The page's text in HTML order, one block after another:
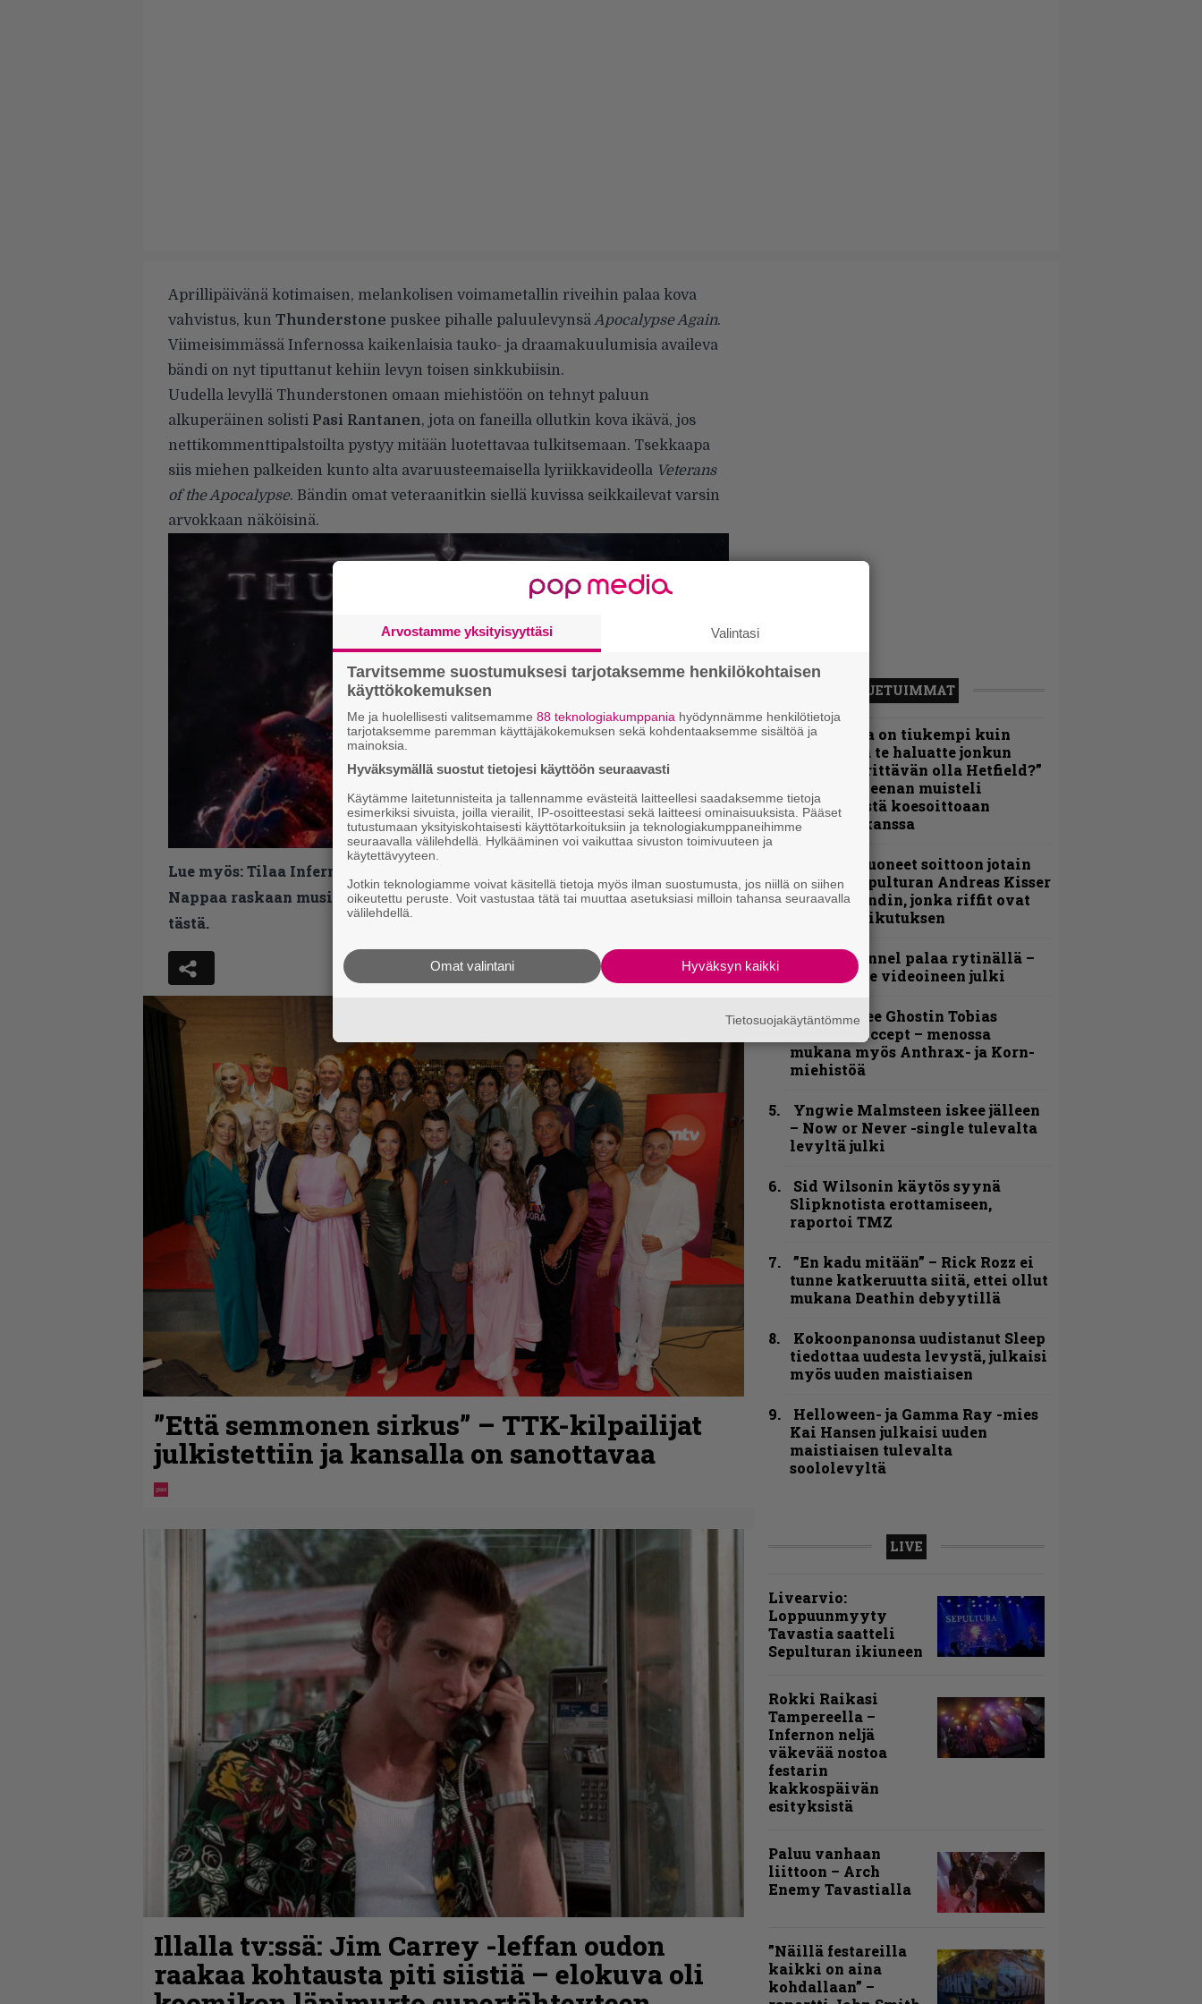
Aprillipäivänä kotimaisen, melankolisen voimametallin riveihin palaa kova
vahvistus, kun Thunderstone puskee pihalle paluulevynsäApocalypse Again.
Viimeisimmässä Infernossa kaikenlaisia tauko- ja draamakuulumisia availeva
bändi on nyt tiputtanut kehiin levyn toisen sinkkubiisin.
Uudella levyllä Thunderstonen omaan miehistöön on tehnyt paluun
alkuperäinen solisti Pasi Rantanen, jota on faneilla ollutkin kova ikävä, jos
nettikommenttipalstoilta pystyy mitään luotettavaa tulkitsemaan. Tsekkaapa
siis miehen palkeiden kunto alta avaruusteemaisella lyriikkavideolla Veterans
of the Apocalypse. Bändin omat veteraanitkin siellä kuvissa seikkailevat varsin
arvokkaan näköisinä.
Lue myös:Tilaa Infernon uutiskirje ja tiedät mistä kahvitauolla puhutaan!
Nappaa raskaan musiikin uutiset ja puheenaiheet suoraan sähköpostiin
tästä.
”Että semmonen sirkus” – TTK-kilpailijat
julkistettiin ja kansalla on sanottavaa
Illalla tv:ssä: Jim Carrey -leffan oudon
raakaa kohtausta piti siistiä – elokuva oli
LUETUIMMAT
”Metallica on tiukempi kuin
koskaan ja te haluatte jonkun
nulikan yrittävän olla Hetfield?”
– Pepper Keenan muisteli
ensimmäistä koesoittoaan
hevijätin kanssa
”He ovat tuoneet soittoon jotain
uutta” – Sepulturan Andreas Kisser
nimeää bändin, jonka riffit ovat
tehneet vaikutuksen
Blind Channel palaa rytinällä –
tuplasingle videoineen julki
Näin lähtee Ghostin Tobias
Forgelta Accept – menossa
mukana myös Anthrax- ja Korn-
miehistöä
Yngwie Malmsteen iskee jälleen
– Now or Never -single tulevalta
levyltä julki
Sid Wilsonin käytös syynä
Slipknotista erottamiseen,
raportoi TMZ
”En kadu mitään” – Rick Rozz ei
tunne katkeruutta siitä, ettei ollut
mukana Deathin debyytillä
Kokoonpanonsa uudistanut Sleep
tiedottaa uudesta levystä, julkaisi
myös uuden maistiaisen
Helloween- ja Gamma Ray -mies
Kai Hansen julkaisi uuden
maistiaisen tulevalta
soololevyltä
LIVE
Livearvio:
Loppuunmyyty
Tavastia saatteli
Sepulturan ikiuneen
Rokki Raikasi
Tampereella –
Infernon neljä
väkevää nostoa
festarin
kakkospäivän
esityksistä
Paluu vanhaan
liittoon – Arch
Enemy Tavastialla
”Näillä festareilla
kaikki on aina
kohdallaan” –
Arvostamme yksityisyyttäsi Valintasi
Tarvitsemme suostumuksesi tarjotaksemme henkilökohtaisen
käyttökokemuksen
Me ja huolellisesti valitsemamme 88 teknologiakumppania hyödynnämme henkilötietoja
tarjotaksemme paremman käyttäjäkokemuksen sekä kohdentaaksemme sisältöä ja
mainoksia.
Hyväksymällä suostut tietojesi käyttöön seuraavasti
Käytämme laitetunnisteita ja tallennamme evästeitä laitteellesi saadaksemme tietoja
esimerkiksi sivuista, joilla vierailit, IP-osoitteestasi sekä laitteesi ominaisuuksista. Pääset
tutustumaan yksityiskohtaisesti käyttötarkoituksiin ja teknologiakumppaneihimme
seuraavalla välilehdellä. Hylkääminen voi vaikuttaa sivuston toimivuuteen ja
käytettävyyteen.
Jotkin teknologiamme voivat käsitellä tietoja myös ilman suostumusta, jos niillä on siihen
oikeutettu peruste. Voit vastustaa tätä tai muuttaa asetuksiasi milloin tahansa seuraavalla
välilehdellä.
Hyväksyn kaikki
Omat valintani
Tietosuojakäytäntömme